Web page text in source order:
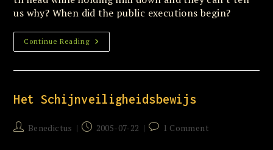
us why? When did the public executions begin?
Continue ReadingU
Wordt
De
Kennen
Het Schijnveiligheidsbewijs
PostBenedictus
Post2005-07-22
Post1 Comment